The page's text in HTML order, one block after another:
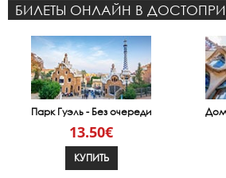
БИЛЕТЫ ОНЛАЙН В
Парк Гуэль - Без очереди
13.50€
КУПИТЬ
Дом